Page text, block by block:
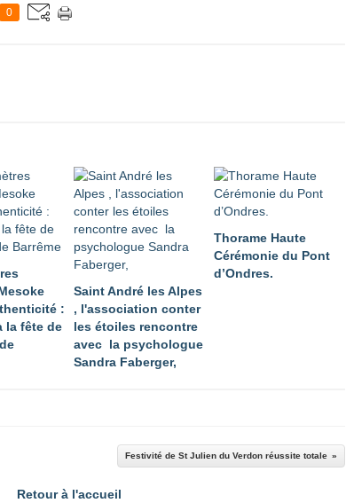
0
:
la fête de
Saint André les Alpes
, l'association conter
les étoiles rencontre
avec la psychologue
Sandra Faberger,
Thorame Haute
Cérémonie du Pont
d’Ondres.
Festivité de St Julien du Verdon réussite totale
Retour à l'accueil